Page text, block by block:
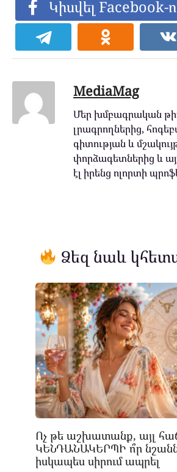
Կիսվել Facebook-
MediaMag
Մեր խմբագրական
լրագրողներից,
գիտության և
փորձագետներից և
էլ իրենց ոլորտի
Ձեզ նաև
Ոչ թե աշխատանք, այլ
ԿԵՆԴԱՆԱԿԵՐՊԻ ո՞ր
իսկապես սիրում ապրել